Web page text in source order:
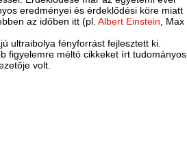
eredményei és érdeklődési köre miatt
az időben itt (pl.Albert Einstein, Max
ultraibolya fényforrást fejlesztett ki.
figyelemre méltó cikkeket írt tudományos
volt.